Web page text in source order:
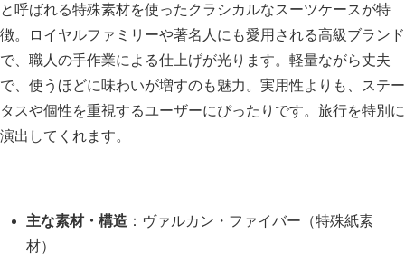
と呼ばれる特殊素材を使ったクラシカルなスーツケースが特
徴。ロイヤルファミリーや著名人にも愛用される高級ブランド
で、職人の手作業による仕上げが光ります。軽量ながら丈夫
で、使うほどに味わいが増すのも魅力。実用性よりも、ステー
タスや個性を重視するユーザーにぴったりです。旅行を特別に
演出してくれます。
主な素材・構造 ：ヴァルカン・ファイバー（特殊紙素
材）